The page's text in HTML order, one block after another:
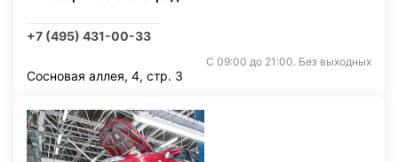
+7 (495) 431-00-33
С 09:00 до 21:00. Без выходных
Сосновая аллея, 4, стр. 3